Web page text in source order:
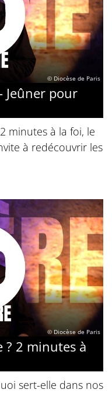
© Diocèse de Paris
Jeûner pour
minutes à la foi, le
à redécouvrir les
© Diocèse de Paris
? 2 minutes à
sert-elle dans nos